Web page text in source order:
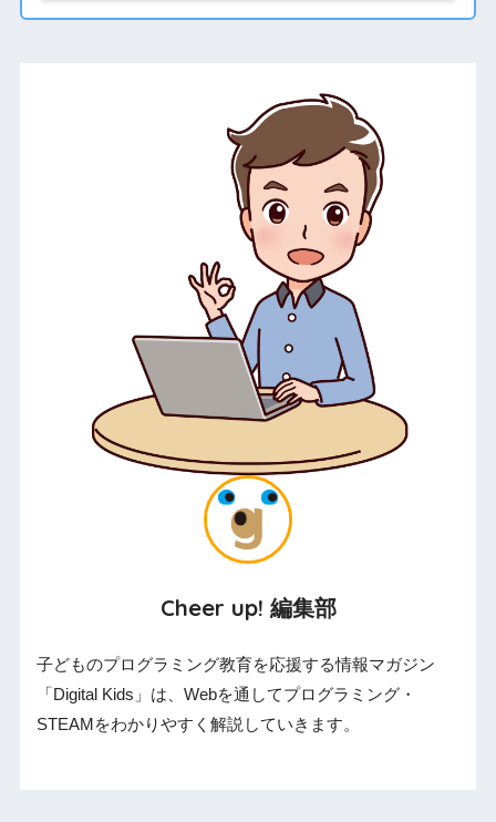
Cheer up! 編集部
子どものプログラミング教育を応援する情報マガジン
「Digital Kids」は、Webを通してプログラミング・
STEAMをわかりやすく解説していきます。